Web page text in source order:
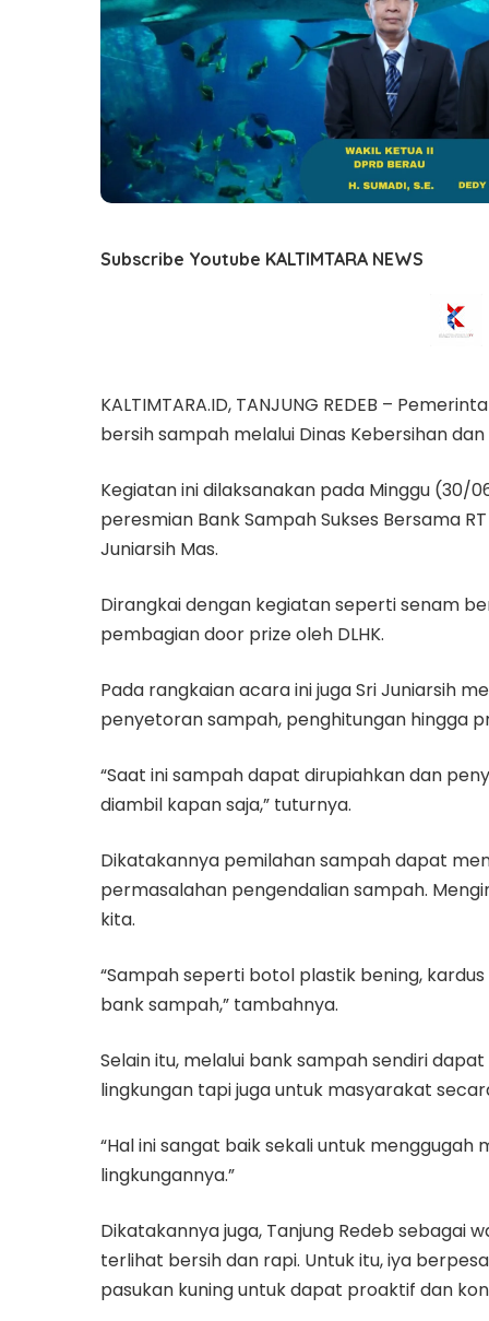
Subscribe Youtube KALTIMTARA NEWS
KALTIMTARA.ID, TANJUNG REDEB –
bersih sampah melalui Dinas Kebersihan dan
Kegiatan ini dilaksanakan pada Minggu (30/
peresmian Bank Sampah Sukses Bersama
Juniarsih Mas.
Dirangkai dengan kegiatan seperti senam
pembagian door prize oleh DLHK.
Pada rangkaian acara ini juga Sri Juniarsih
penyetoran sampah, penghitungan hingga
“Saat ini sampah dapat dirupiahkan dan
diambil kapan saja,” tuturnya.
Dikatakannya pemilahan sampah dapat
permasalahan pengendalian sampah.
kita.
“Sampah seperti botol plastik bening,
bank sampah,” tambahnya.
Selain itu, melalui bank sampah sendiri
lingkungan tapi juga untuk masyarakat
“Hal ini sangat baik sekali untuk
lingkungannya.”
Dikatakannya juga, Tanjung Redeb sebagai
terlihat bersih dan rapi. Untuk itu, iya
pasukan kuning untuk dapat proaktif dan